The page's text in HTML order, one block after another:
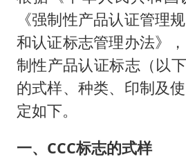
《强制性产品认证管理
和认证标志管理办法》
制性产品认证标志（以下
的式样、种类、印制及
定如下。
一、CCC标志的式样